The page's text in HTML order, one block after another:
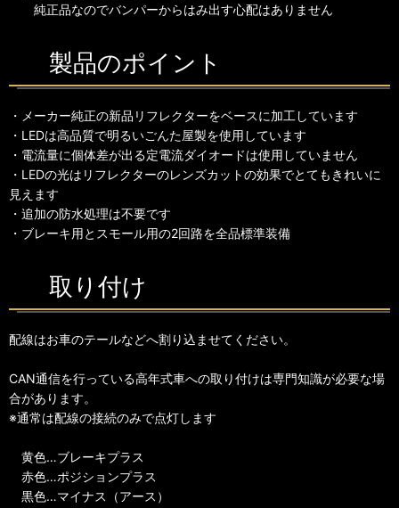
純正品なのでバンパーからはみ出す心配はありません
製品のポイント
・メーカー純正の新品リフレクターをベースに加工しています
・LEDは高品質で明るいごんた屋製を使用しています
・電流量に個体差が出る定電流ダイオードは使用していません
・LEDの光はリフレクターのレンズカットの効果でとてもきれいに
見えます
・追加の防水処理は不要です
・ブレーキ用とスモール用の2回路を全品標準装備
取り付け
配線はお車のテールなどへ割り込ませてください。
CAN通信を行っている高年式車への取り付けは専門知識が必要な場
合があります。
※通常は配線の接続のみで点灯します
黄色…ブレーキプラス
赤色…ポジションプラス
黒色…マイナス（アース）